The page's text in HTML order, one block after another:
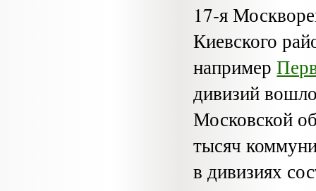
17-я
Киевского
например
дивизий
Московской
тысяч
в дивизиях